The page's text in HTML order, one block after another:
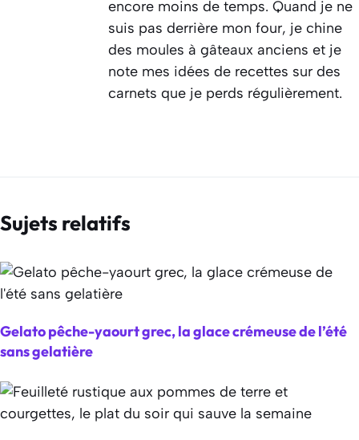
encore moins de temps. Quand je ne
suis pas derrière mon four, je chine
des moules à gâteaux anciens et je
note mes idées de recettes sur des
carnets que je perds régulièrement.
Sujets relatifs
Gelato pêche-yaourt grec, la glace crémeuse de l’été
sans gelatière